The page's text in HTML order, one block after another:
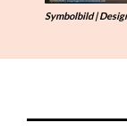
Symbolbild |